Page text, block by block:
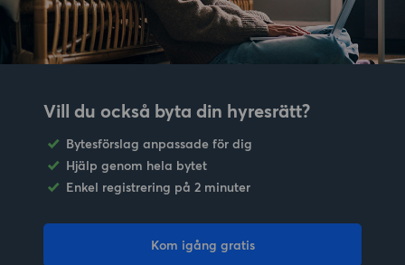
Vill du också byta din hyresrätt?
Bytesförslag anpassade för dig
Hjälp genom hela bytet
Enkel registrering på 2 minuter
Kom igång gratis